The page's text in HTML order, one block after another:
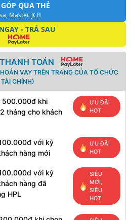
QUA THẺ
Master, JCB
- TRẢ SAU
TOÁN
VAY TRÊN TRANG CỦA TỔ CHỨC
TÀI CHÍNH)
500.000đ khi
tháng cho khách
ƯU ĐÃI
HOT
với kỳ
hàng mới
ƯU ĐÃI
HOT
với kỳ
hàng đã
HPL
SIÊU
MỚI,
SIÊU
HOT